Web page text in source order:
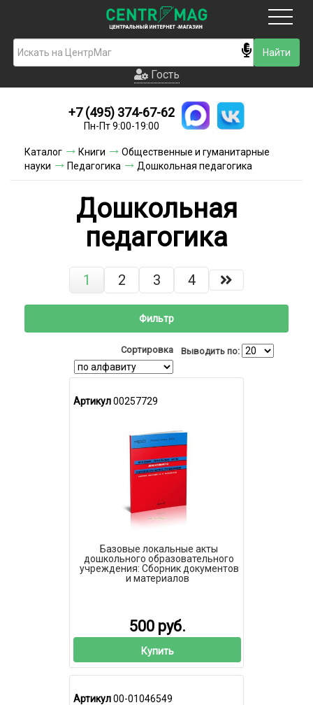
Гость
Новинки
Условия доставки
Контакты
Акции и скидки
Гость
+7 (495) 374-67-62
Пн-Пт 9:00-19:00
Каталог Книги
Общественные и гуманитарные
науки
Педагогика Дошкольная педагогика
Дошкольная
педагогика
1 2 3 4
Фильтр
Сортировка Выводить по:
Артикул00257729
Базовые локальные акты
дошкольного образовательного
учреждения: Сборник документов
и материалов
500 руб.
Купить
Артикул00-01046549